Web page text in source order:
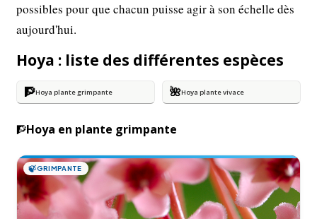
possibles pour que chacun puisse agir à son échelle dès
aujourd'hui.
Hoya : liste des différentes espèces
🧗Hoya plante grimpante 🌺Hoya plante vivace
🧗Hoya en plante grimpante
🍃GRIMPANTE